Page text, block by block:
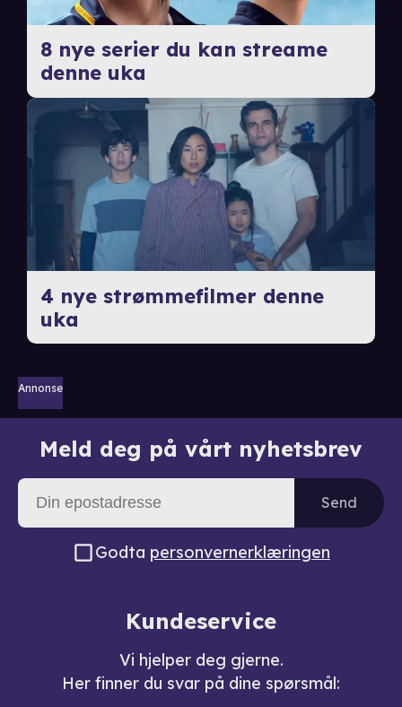
8 nye serier du kan streame
denne uka
4 nye strømmefilmer denne
uka
Annonse
Meld deg på vårt nyhetsbrev
Send
Godta personvernerklæringen
Kundeservice
Vi hjelper deg gjerne.
Her finner du svar på dine spørsmål: